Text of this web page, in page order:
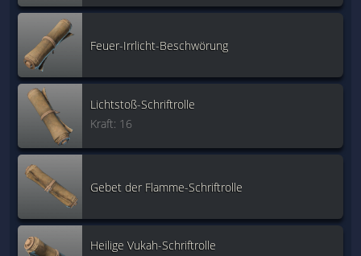
Feuer-Irrlicht-Beschwörung
Lichtstoß-Schriftrolle
Kraft: 16
Gebet der Flamme-Schriftrolle
Heilige Vukah-Schriftrolle